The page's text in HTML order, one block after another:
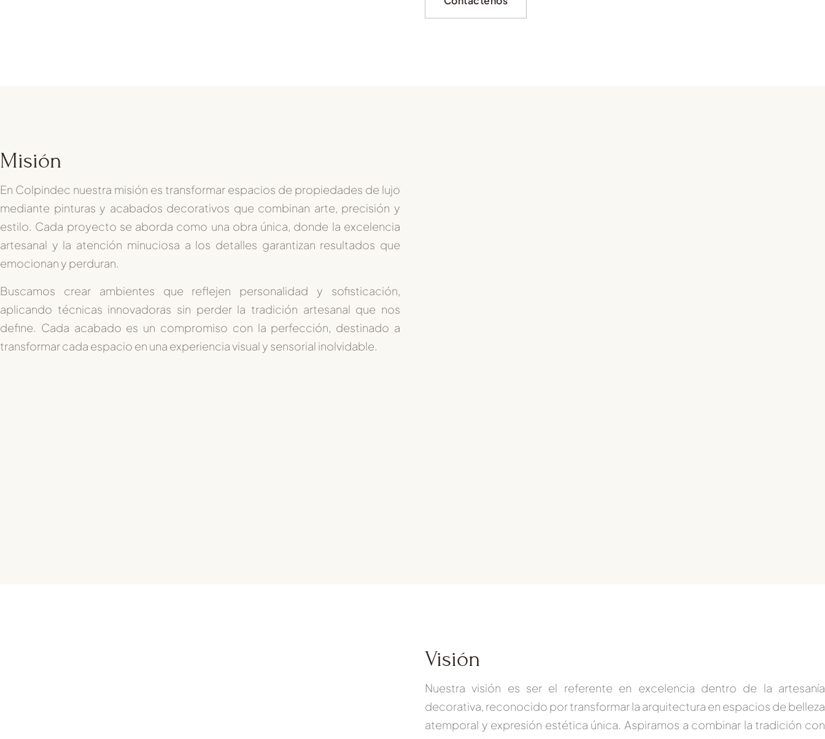
Misión
En Colpindec nuestra misión es transformar espacios de propiedades de lujo
mediante pinturas y acabados decorativos que combinan arte, precisión y
estilo. Cada proyecto se aborda como una obra única, donde la excelencia
artesanal y la atención minuciosa a los detalles garantizan resultados que
emocionan y perduran.
Buscamos crear ambientes que reflejen personalidad y sofisticación
aplicando técnicas innovadoras sin perder la tradición artesanal que nos
define. Cada acabado es un compromiso con la perfección, destinado a
transformar cada espacio en una experiencia visual y sensorial inolvidable.
Visión
Nuestra visión es ser el referente en excelencia dentro de la artesanía
decorativa, reconocido por transformar la arquitectura en espacios de belleza
atemporal y expresión estética única. Aspiramos a combinar la tradición con